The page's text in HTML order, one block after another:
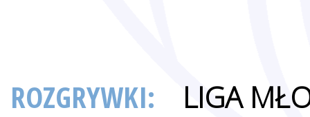
ROZGRYWKI: LIGA